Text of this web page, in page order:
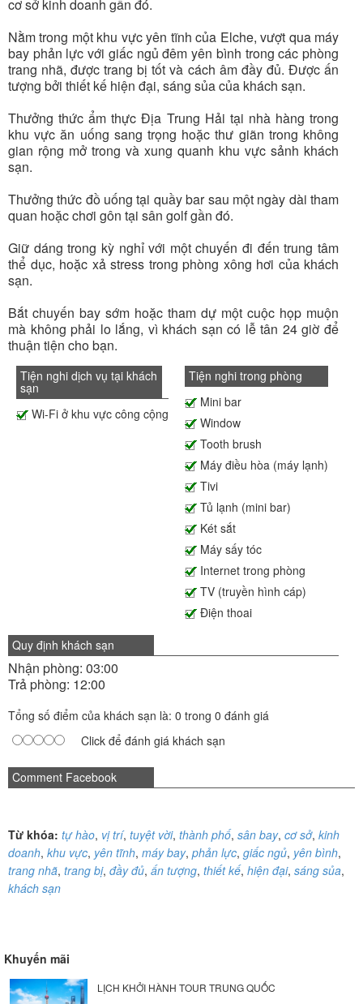
cơ sở kinh doanh gần đó.
Nằm trong một khu vực yên tĩnh của Elche, vượt qua máy
bay phản lực với giấc ngủ đêm yên bình trong các phòng
trang nhã, được trang bị tốt và cách âm đầy đủ. Được ấn
tượng bởi thiết kế hiện đại, sáng sủa của khách sạn.
Thưởng thức ẩm thực Địa Trung Hải tại nhà hàng trong
khu vực ăn uống sang trọng hoặc thư giãn trong không
gian rộng mở trong và xung quanh khu vực sảnh khách
sạn.
Thưởng thức đồ uống tại quầy bar sau một ngày dài tham
quan hoặc chơi gôn tại sân golf gần đó.
Giữ dáng trong kỳ nghỉ với một chuyến đi đến trung tâm
thể dục, hoặc xả stress trong phòng xông hơi của khách
sạn.
Bắt chuyến bay sớm hoặc tham dự một cuộc họp muộn
mà không phải lo lắng, vì khách sạn có lễ tân 24 giờ để
thuận tiện cho bạn.
Tiện nghi dịch vụ tại khách
sạn
Wi-Fi ở khu vực công cộng
Tiện nghi trong phòng
Mini bar
Window
Tooth brush
Máy điều hòa (máy lạnh)
Tivi
Tủ lạnh (mini bar)
Két sắt
Máy sấy tóc
Internet trong phòng
TV (truyền hình cáp)
Điện thoai
Quy định khách sạn
Nhận phòng: 03:00
Trả phòng: 12:00
Tổng số điểm của khách sạn là: 0 trong 0 đánh giá
Click để đánh giá khách sạn
Comment Facebook
Từ khóa: tự hào, vị trí, tuyệt vời, thành phố, sân bay, cơ sở, kinh
doanh, khu vực, yên tĩnh, máy bay, phản lực, giấc ngủ, yên bình,
trang nhã, trang bị, đầy đủ, ấn tượng, thiết kế, hiện đại, sáng sủa,
khách sạn
Khuyến mãi
LỊCH KHỞI HÀNH TOUR TRUNG QUỐC